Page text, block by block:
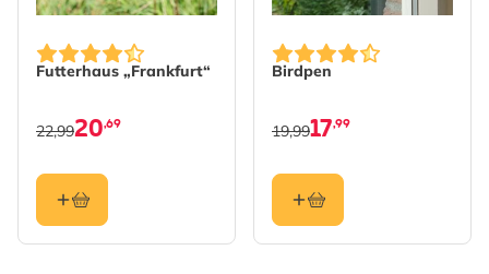
Futterhaus „Frankfurt“
20,69
22,99
Birdpen
17,99
19,99